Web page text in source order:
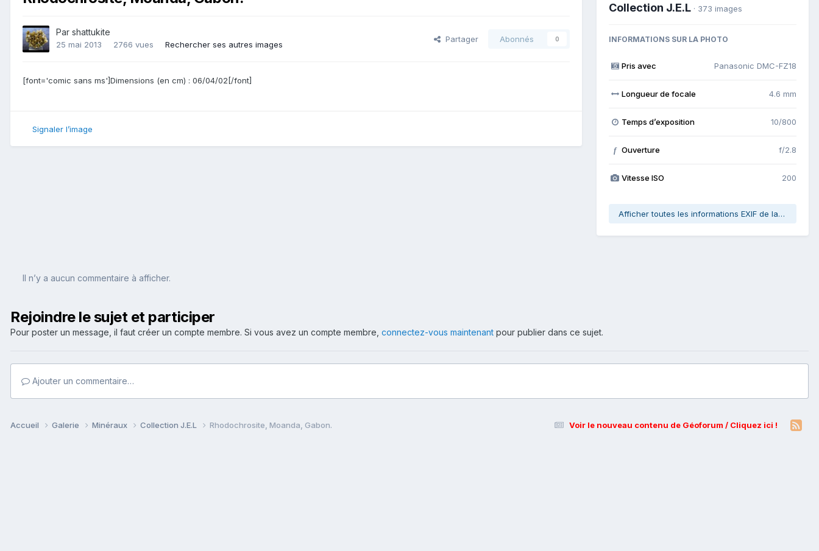
Par shattukite
25 mai 2013 2766 vues Rechercher ses autres images
Partager Abonnés 0
[font='comic sans ms']Dimensions (en cm) : 06/04/02[/font]
Signaler l’image
Collection J.E.L · 373 images
INFORMATIONS SUR LA PHOTO
Pris avec Panasonic DMC-FZ18
Longueur de focale 4.6 mm
Temps d’exposition 10/800
f Ouverture f/2.8
Vitesse ISO 200
Afficher toutes les informations EXIF de la photo
Il n’y a aucun commentaire à afficher.
Rejoindre le sujet et participer
Pour poster un message, il faut créer un compte membre. Si vous avez un compte membre, connectez-vous maintenant pour publier dans ce sujet.
Ajouter un commentaire…
Voir le nouveau contenu de Géoforum / Cliquez ici !
Accueil Galerie Minéraux Collection J.E.L Rhodochrosite, Moanda, Gabon.